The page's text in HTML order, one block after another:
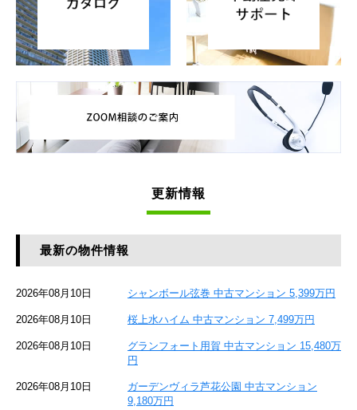
更新情報
最新の物件情報
2026年08月10日 シャンボール弦巻 中古マンション 5,399万円
2026年08月10日 桜上水ハイム 中古マンション 7,499万円
2026年08月10日
グランフォート用賀 中古マンション 15,480万
円
2026年08月10日
ガーデンヴィラ芦花公園 中古マンション
9,180万円